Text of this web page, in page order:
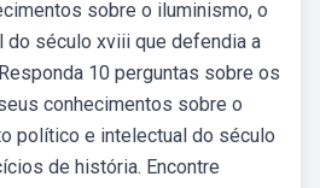
sobre o iluminismo, o
do século xviii que defendia a
10 perguntas sobre os
conhecimentos sobre o
político e intelectual do século
de história. Encontre